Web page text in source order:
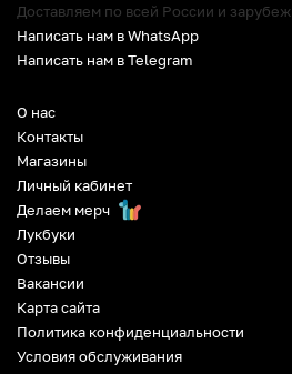
О нас
Контакты
Магазины
Личный кабинет
Делаем мерч
Лукбуки
Отзывы
Вакансии
Карта сайта
Политика конфиденциальности
Условия обслуживания
Доставляем по всей России и зарубеж
Написать нам в WhatsApp
Написать нам в Telegram